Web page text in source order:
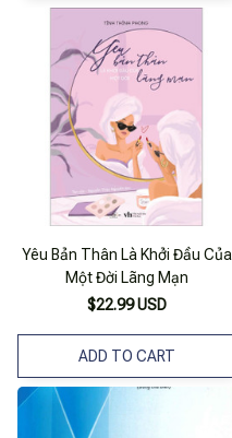
Yêu Bản Thân Là Khởi Đầu Của
Một Đời Lãng Mạn
$22.99 USD
ADD TO CART